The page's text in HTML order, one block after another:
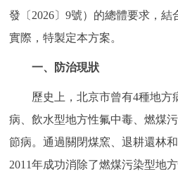
發〔2026〕9號）的總體要求，
實際，特製定本方案。
一、防治現狀
歷史上，北京市曾有4種地方
病、飲水型地方性氟中毒、燃煤
節病。通過關閉煤窯、退耕還林
2011年成功消除了燃煤污染型地